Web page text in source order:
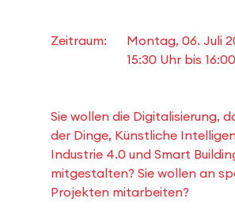
Zeitraum:
Montag, 06. Juli
15:30 Uhr bis
Sie wollen die Digitalisierung,
der Dinge, Künstliche
Industrie 4.0 und Smart
mitgestalten? Sie wollen an
Projekten mitarbeiten?